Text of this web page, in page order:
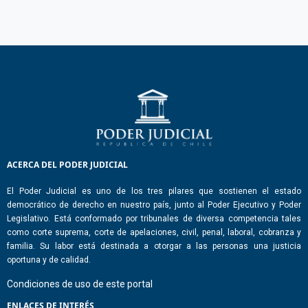
ACERCA DEL PODER JUDICIAL
El Poder Judicial es uno de los tres pilares que sostienen el estado
democrático de derecho en nuestro país, junto al Poder Ejecutivo y Poder
Legislativo. Está conformado por tribunales de diversa competencia tales
como corte suprema, corte de apelaciones, civil, penal, laboral, cobranza y
familia. Su labor está destinada a otorgar a las personas una justicia
oportuna y de calidad.
Condiciones de uso de este portal